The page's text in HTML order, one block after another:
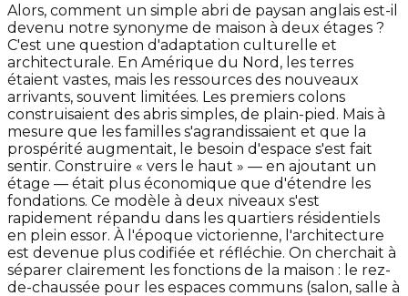
Alors, comment un simple abri de paysan anglais est-il
devenu notre synonyme de maison à deux étages ?
C'est une question d'adaptation culturelle et
architecturale. En Amérique du Nord, les terres
étaient vastes, mais les ressources des nouveaux
arrivants, souvent limitées. Les premiers colons
construisaient des abris simples, de plain-pied. Mais à
mesure que les familles s'agrandissaient et que la
prospérité augmentait, le besoin d'espace s'est fait
sentir. Construire « vers le haut » — en ajoutant un
étage — était plus économique que d'étendre les
fondations. Ce modèle à deux niveaux s'est
rapidement répandu dans les quartiers résidentiels
en plein essor. À l'époque victorienne, l'architecture
est devenue plus codifiée et réfléchie. On cherchait à
séparer clairement les fonctions de la maison : le rez-
de-chaussée pour les espaces communs (salon, salle à